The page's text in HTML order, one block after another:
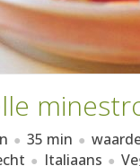
35 min
Italiaans